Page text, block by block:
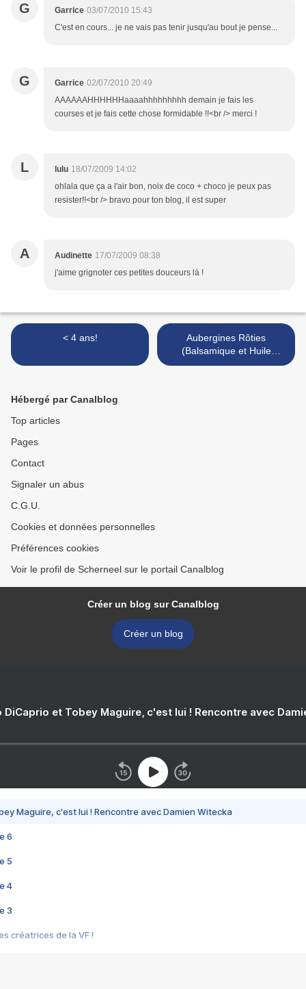
G Garrice 03/07/2010 15:43
C'est en cours... je ne vais pas tenir jusqu'au bout je pense...
G Garrice 02/07/2010 20:49
AAAAAAHHHHHHaaaahhhhhhhhh demain je fais les
courses et je fais cette chose formidable !!<br /> merci !
L lulu 18/07/2009 14:02
ohlala que ça a l'air bon, noix de coco + choco je peux pas
resister!!<br /> bravo pour ton blog, il est super
A Audinette 17/07/2009 08:38
j'aime grignoter ces petites douceurs là !
< 4 ans!
Aubergines Rôties
(Balsamique et Huile
d'Olive) au Chèvre et aux
Hébergé par Canalblog
Top articles
Pages
Contact
Signaler un abus
C.G.U.
Cookies et données personnelles
Préférences cookies
Voir le profil de Scherneel sur le portail Canalblog
Créer un blog sur Canalblog
Créer un blog
DiCaprio et Tobey Maguire, c'est lui ! Rencontre avec
Maguire, c'est lui ! Rencontre avec Damien Witecka
6
5
4
3
créatrices de la VF !